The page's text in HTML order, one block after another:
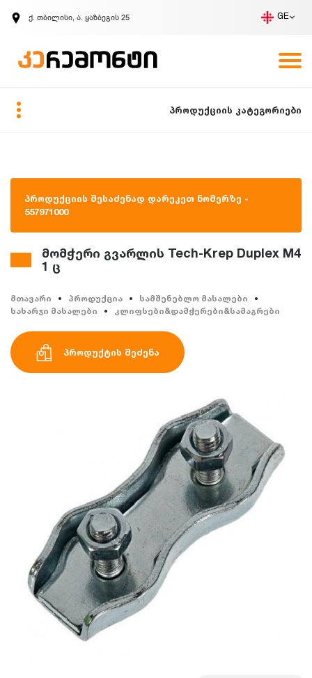
ქ. თბილისი, ა. ყაზბეგის 25 GE
ზარის მოთხოვნა
პროდუქციის კატეგორიები
პროდუქციის შესაძენად დარეკეთ ნომერზე -
557971000
მომჭერი გვარლის Tech-Krep Duplex M4
1 ც
მთავარი პროდუქცია
სამშენებლო მასალები
სახარჯი მასალები
კლიფსები&დამჭერები&სამაგრები
პროდუქტის შეძენა